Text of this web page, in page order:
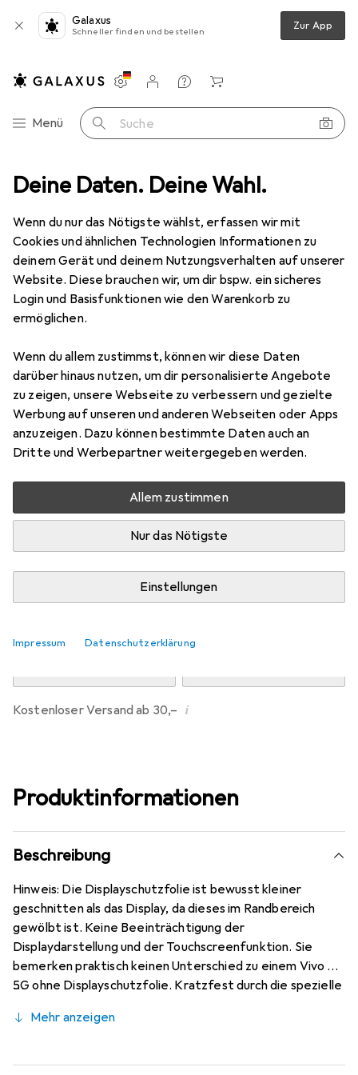
Deine Daten. Deine Wahl.
Wenn du nur das Nötigste wählst, erfassen wir mit
Cookies und ähnlichen Technologien Informationen zu
deinem Gerät und deinem Nutzungsverhalten auf unserer
Website. Diese brauchen wir, um dir bspw. ein sicheres
Login und Basisfunktionen wie den Warenkorb zu
ermöglichen.
Wenn du allem zustimmst, können wir diese Daten
darüber hinaus nutzen, um dir personalisierte Angebote
zu zeigen, unsere Webseite zu verbessern und gezielte
Werbung auf unseren und anderen Webseiten oder Apps
anzuzeigen. Dazu können bestimmte Daten auch an
Dritte und Werbepartner weitergegeben werden.
Allem zustimmen
Nur das Nötigste
Einstellungen
Impressum Datenschutzerklärung
Galaxus
Schneller finden und bestellen Zur App
Navigation nach Kategorien
Menü Suche
Einstellungen
Kundenkonto
Vergleichslisten
Merklisten
Warenkorb
Smartphone Schutzfolie Dipos Displayschutzfolie Crystalclear
5 Bilder
DiposDisplayschutzfolie Crystalclear
Preis in EUR inkl. MwSt.
EUR
6,49
Bewertungen Marke
Mehr von Dipos
Mi, 12.8. geliefert
Mehr als 10 Stück an Lager beim Drittanbieter
Lieferort angeben für genaue Lieferzeit
Kostenloser Versand ab 30,– i
Produktinformationen
Beschreibung
Hinweis: Die Displayschutzfolie ist bewusst kleiner
geschnitten als das Display, da dieses im Randbereich
gewölbt ist. Keine Beeinträchtigung der
Displaydarstellung und der Touchscreenfunktion. Sie
bemerken praktisch keinen Unterschied zu einem Vivo S7
5G ohne Displayschutzfolie. Kratzfest durch die spezielle
Kratzer und Abrasion! 4H Bleistifthärte. Bewusst kleiner
und jederzeit rückstandsfrei zu entfernen (ohne
Mehr anzeigen